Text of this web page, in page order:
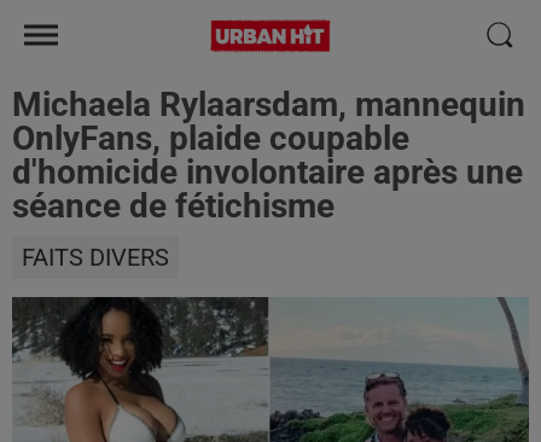
Michaela Rylaarsdam, mannequin
OnlyFans, plaide coupable
d'homicide involontaire après une
séance de fétichisme
FAITS DIVERS